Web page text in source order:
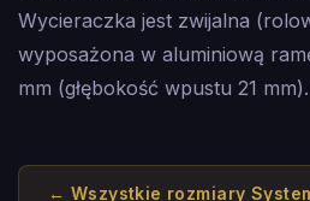
Wycieraczka jest zwijalna
wyposażona w aluminiową
mm (głębokość wpustu 21
← Wszystkie rozmiary